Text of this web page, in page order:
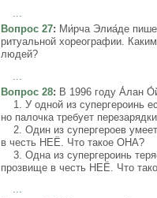
Вопрос 27: Ми́рча Элиа́де
ритуальной хореографии.
людей?
Вопрос 28: В 1996 году А́лан
1. У одной из супергероинь
но палочка требует
2. Один из супергероев
в честь НЕЁ. Что такое ОНА?
3. Одна из супергероинь
прозвище в честь НЕЁ. Что
...